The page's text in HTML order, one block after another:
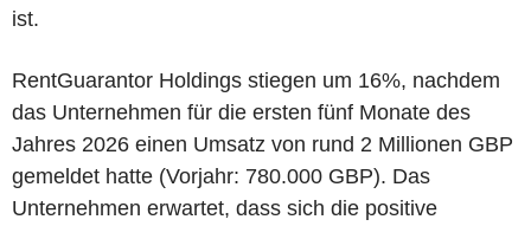
ist.
RentGuarantor Holdings stiegen um 16%, nachdem
das Unternehmen für die ersten fünf Monate des
Jahres 2026 einen Umsatz von rund 2 Millionen GBP
gemeldet hatte (Vorjahr: 780.000 GBP). Das
Unternehmen erwartet, dass sich die positive